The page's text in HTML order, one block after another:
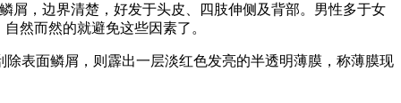
屑，边界清楚，好发于头皮、四肢伸侧及背部。男性多于女
然而然的就避免这些因素了。
表面鳞屑，则霹出一层淡红色发亮的半透明薄膜，称薄膜现